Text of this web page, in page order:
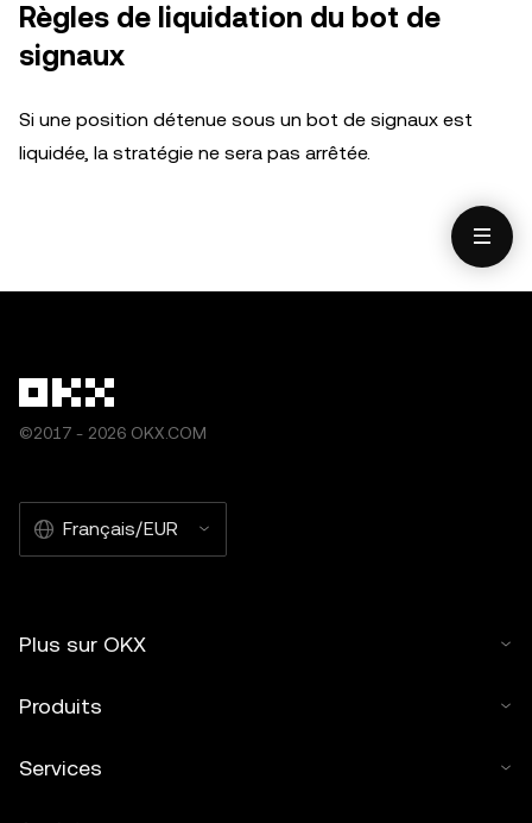
Règles de liquidation du bot de
signaux
Si une position détenue sous un bot de signaux est
liquidée, la stratégie ne sera pas arrêtée.
©2017 - 2026 OKX.COM
Français/EUR
Plus sur OKX
Produits
Services